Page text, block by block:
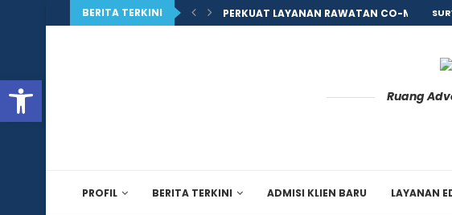
BERITA TERKINI PERKUAT LAYANAN RAWATAN CO-MORBID
Ruang
PROFIL BERITA TERKINI ADMISI KLIEN BARU LAYANAN
Open toolbar